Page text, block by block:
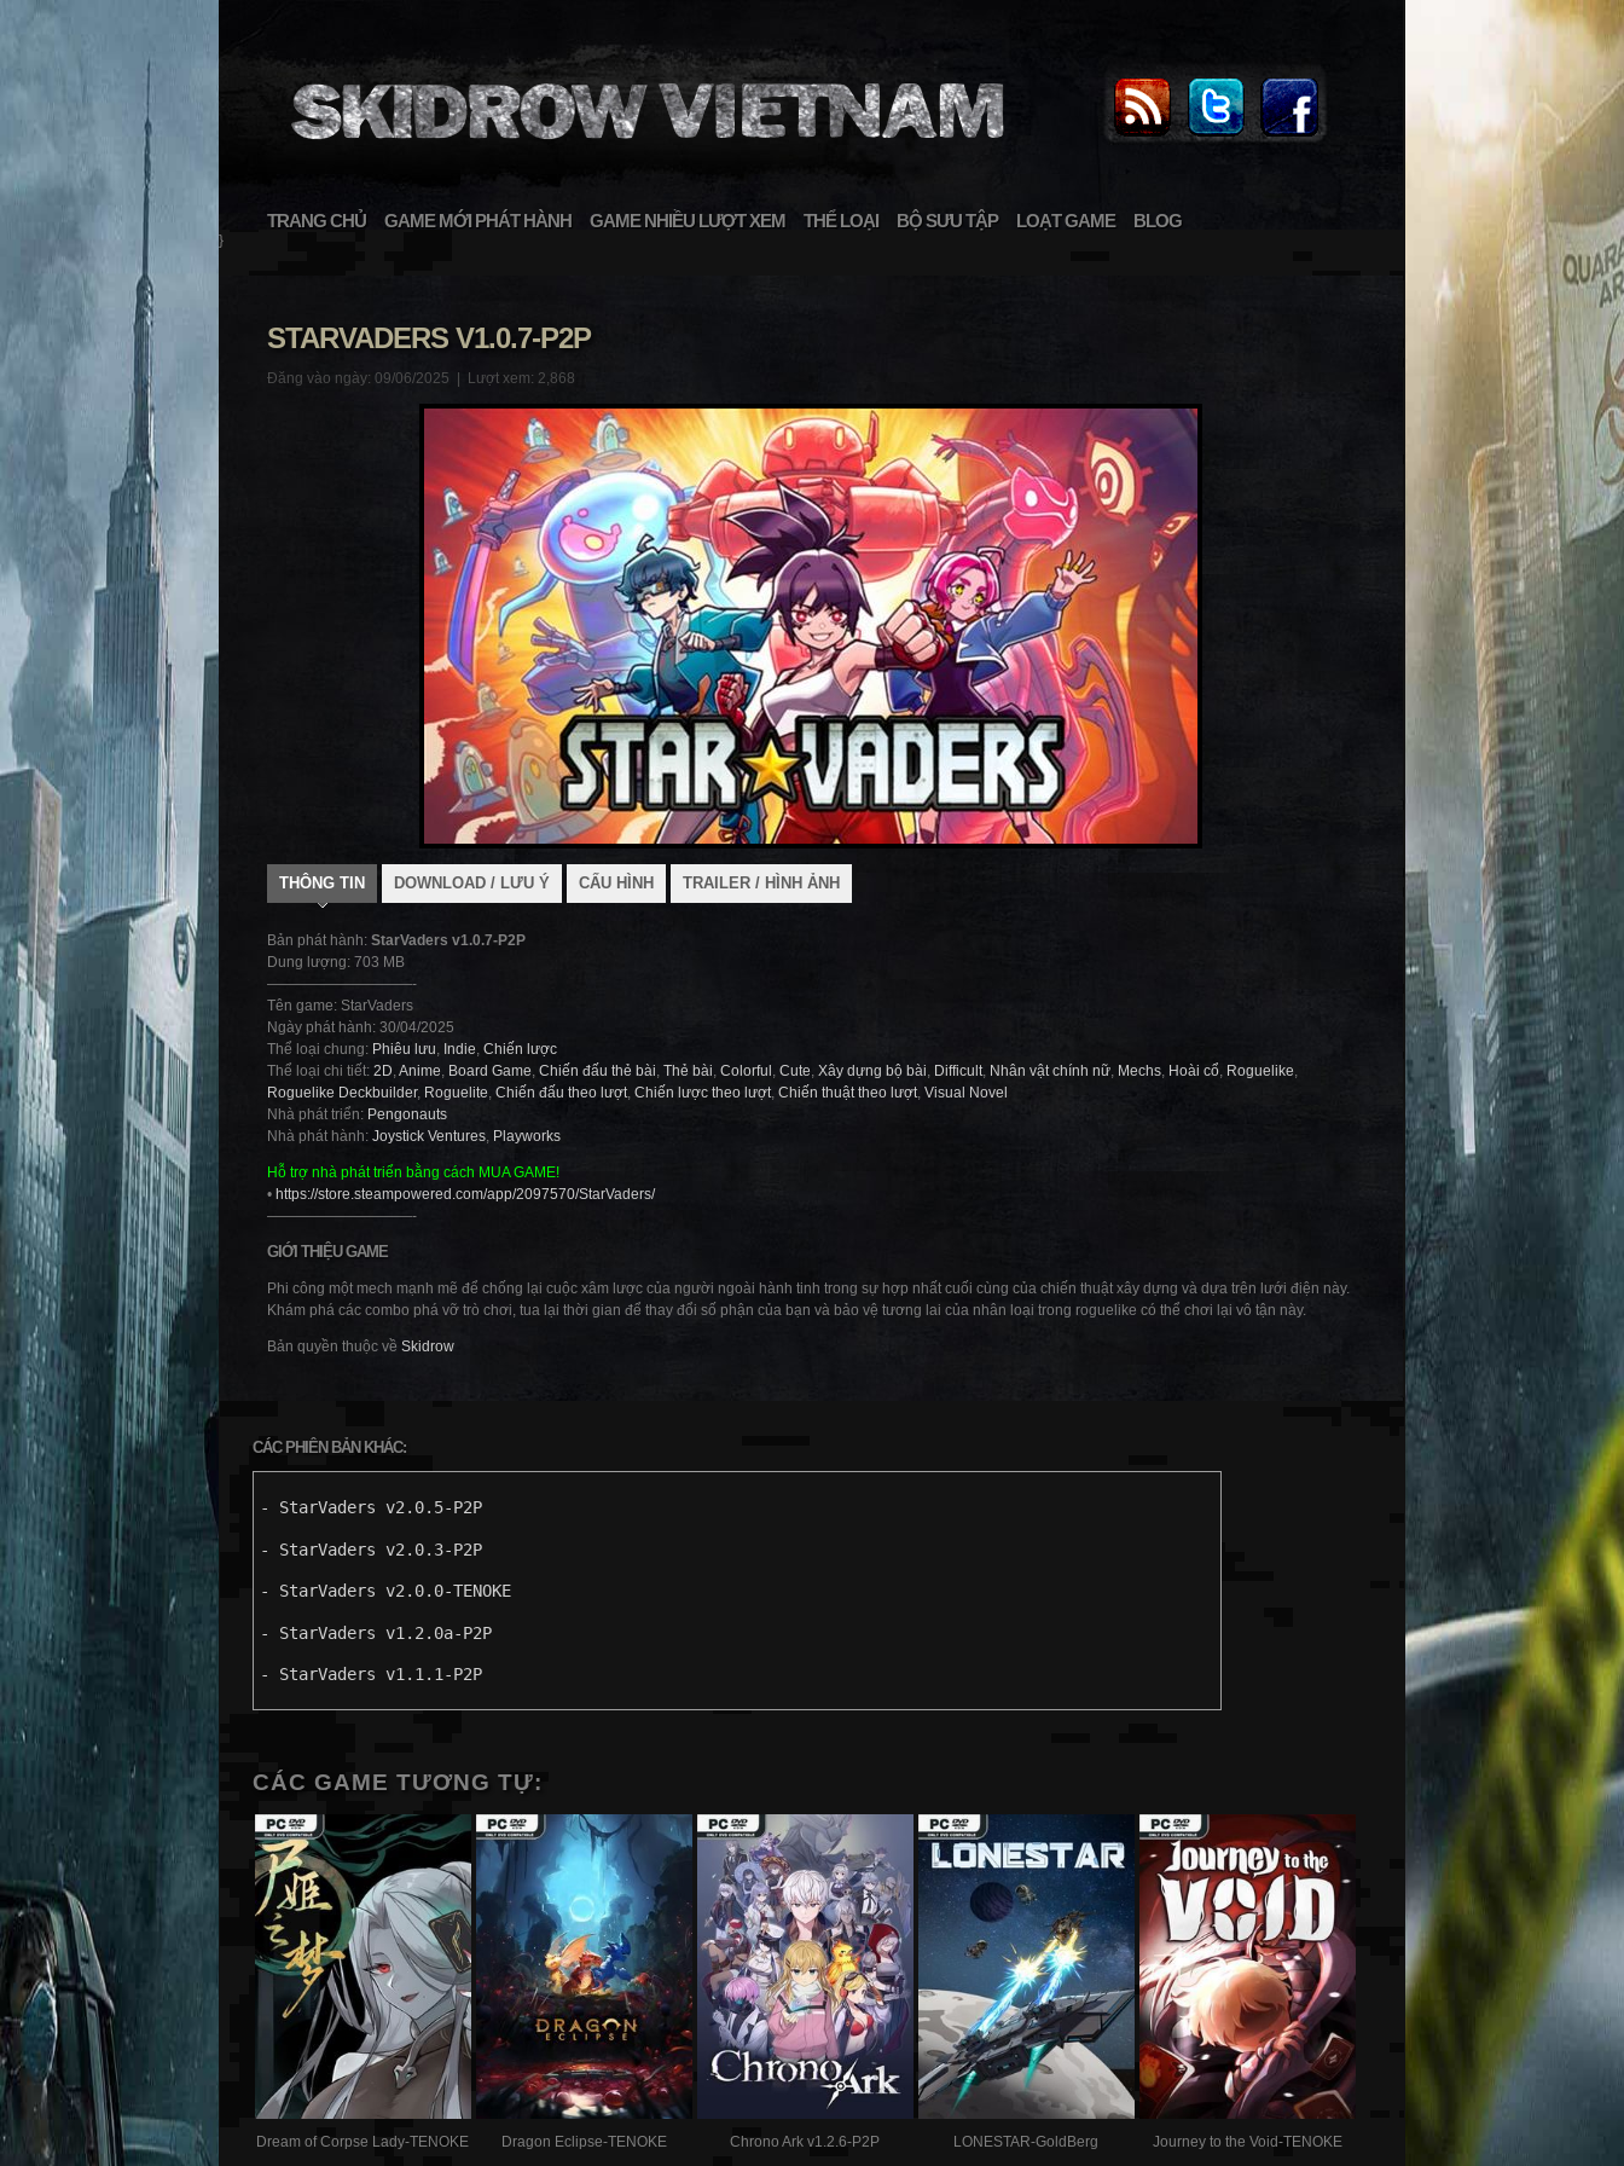
TRANG CHỦ GAME MỚI PHÁT HÀNH GAME NHIỀU LƯỢT XEM THỂ LOẠI BỘ SƯU TẬP LOẠT GAME BLOG
}
STARVADERS V1.0.7-P2P
Đăng vào ngày: 09/06/2025 | Lượt xem: 2,868
THÔNG TIN DOWNLOAD / LƯU Ý CẤU HÌNH TRAILER / HÌNH ẢNH
Bản phát hành: StarVaders v1.0.7-P2P
Dung lượng: 703 MB
——————————-
Tên game: StarVaders
Ngày phát hành: 30/04/2025
Thể loại chung: Phiêu lưu, Indie, Chiến lược
Thể loại chi tiết: 2D,Anime, Board Game, Chiến đấu thẻ bài, Thẻ bài, Colorful , Cute, Xây dựng bộ bài, Difficult, Nhân vật chính nữ, Mechs, Hoài cổ, Roguelike,
Roguelike Deckbuilder, Roguelite, Chiến đấu theo lượt, Chiến lược theo lượt, Chiến thuật theo lượt, Visual Novel
Nhà phát triển: Pengonauts
Nhà phát hành: Joystick Ventures, Playworks
Hỗ trợ nhà phát triển bằng cách MUA GAME!
• https://store.steampowered.com/app/2097570/StarVaders/
——————————-
GIỚI THIỆU GAME
Phi công một mech mạnh mẽ để chống lại cuộc xâm lược của người ngoài hành tinh trong sự hợp nhất cuối cùng của chiến thuật xây dựng và dựa trên lưới điện này.
Khám phá các combo phá vỡ trò chơi, tua lại thời gian để thay đổi số phận của bạn và bảo vệ tương lai của nhân loại trong roguelike có thể chơi lại vô tận này.
Bản quyền thuộc về Skidrow
CÁC PHIÊN BẢN KHÁC:
- StarVaders v2.0.5-P2P
- StarVaders v2.0.3-P2P
- StarVaders v2.0.0-TENOKE
- StarVaders v1.2.0a-P2P
- StarVaders v1.1.1-P2P
CÁC GAME TƯƠNG TỰ:
Dream of Corpse Lady-TENOKE Dragon Eclipse-TENOKE Chrono Ark v1.2.6-P2P LONESTAR-GoldBerg Journey to the Void-TENOKE